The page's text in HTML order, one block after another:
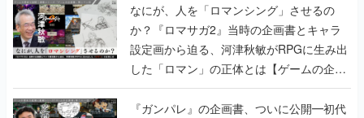
なにが、人を「ロマンシング」させるの
か？『ロマサガ2』当時の企画書とキャラ
設定画から迫る、河津秋敏がRPGに生み出
した「ロマン」の正体とは【ゲームの企画
書】
『ガンパレ』の企画書、ついに公開━初代